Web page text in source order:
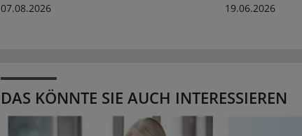
07.08.2026 19.06.2026
DAS KÖNNTE SIE AUCH INTERESSIEREN